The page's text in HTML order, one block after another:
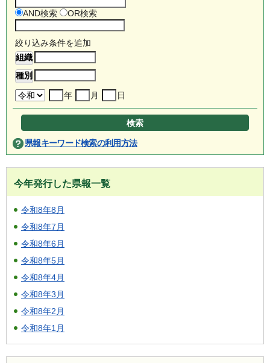
AND検索 OR検索
絞り込み条件を追加
年 月 日
県報キーワード検索の利用方法
今年発行した県報一覧
令和8年8月
令和8年7月
令和8年6月
令和8年5月
令和8年4月
令和8年3月
令和8年2月
令和8年1月